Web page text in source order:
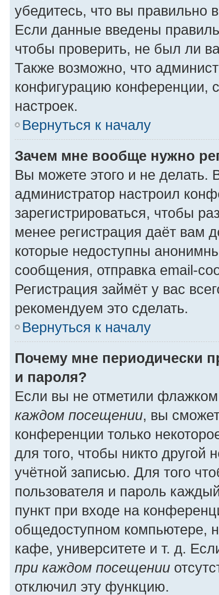
убедитесь, что вы правильно
Если данные введены
чтобы проверить, не был ли
Также возможно, что
конфигурацию конференции,
настроек.
Вернуться к началу
Зачем мне вообще нужно
Вы можете этого и не делать.
администратор настроил
зарегистрироваться, чтобы
менее регистрация даёт вам
которые недоступны
сообщения, отправка email-
Регистрация займёт у вас
рекомендуем это сделать.
Вернуться к началу
Почему мне периодически
и пароля?
Если вы не отметили
каждом посещении, вы
конференции только
для того, чтобы никто другой
учётной записью. Для того
пользователя и пароль
пункт при входе на
общедоступном компьютере,
кафе, университете и т. д.
при каждом посещении
отключил эту функцию.